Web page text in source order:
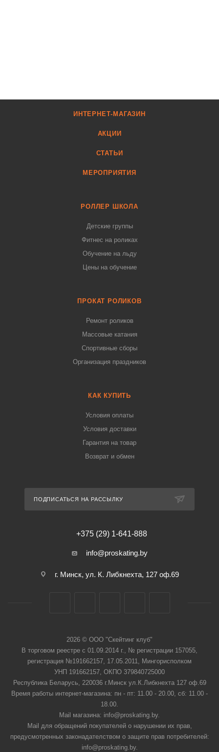
ИНТЕРНЕТ-МАГАЗИН
АКЦИИ
СТАТЬИ
МЕРОПРИЯТИЯ
РОЛЛЕР ШКОЛА
Детские группы
Фитнес на роликах
Обучение на льду
Цены на обучение
ПРОКАТ РОЛИКОВ
Ремонт роликов
Массовые катания
Спортивные сборы
Организация праздников
КАК КУПИТЬ
Условия оплаты
Условия доставки
Гарантия на товар
Возврат и обмен
ПОДПИСАТЬСЯ НА РАССЫЛКУ
+375 (29) 1-641-888
info@proskating.by
г. Минск, ул. К. Либкнехта, 127 оф.69
2026 © ООО "Скейтинг клуб"
В торговом реестре с 01.09.2014 г., № регистрации 157055,
регистрация №191662157, 17.05.2011, Мингорисполком
УНП 191662157, ОКПО 379840725000
Республика Беларусь, 220036 г.Минск ул.К.Либкнехта 127 оф.69
Время работы интернет-магазина: пн - пт: 11.00 - 20.00, сб: 11.00 -
18.00.
Mail магазина: info@proskating.by.
Mail для обращений покупателей о нарушении их прав,
предусмотренных законадателством о защите прав потребителей:
info@proskating.by.